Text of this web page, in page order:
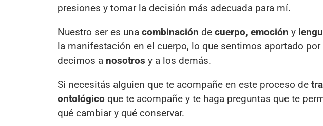
presiones y tomar la decisión más adecuada para mí.
Nuestro ser es una combinación de cuerpo, emoción y
la manifestación en el cuerpo, lo que sentimos aportado
decimos a nosotros y a los demás.
Si necesitás alguien que te acompañe en este proceso de
ontológico que te acompañe y te haga preguntas que te
qué cambiar y qué conservar.